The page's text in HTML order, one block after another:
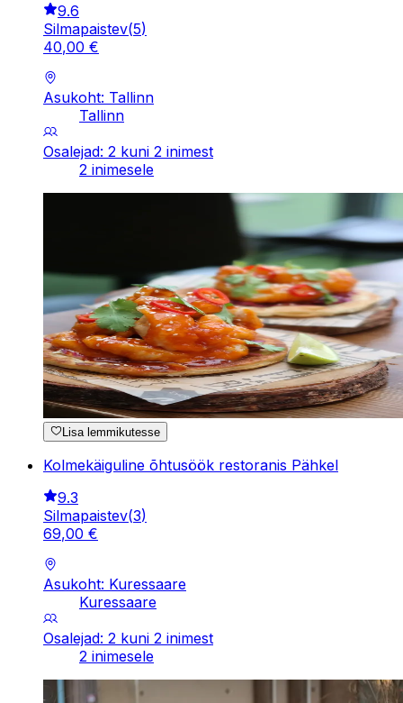
9.6
Silmapaistev(5)
40,00 €
Asukoht: Tallinn
Tallinn
Osalejad: 2 kuni 2 inimest
2 inimesele
Lisa lemmikutesse
Kolmekäiguline õhtusöök restoranis Pähkel
9.3
Silmapaistev(3)
69,00 €
Asukoht: Kuressaare
Kuressaare
Osalejad: 2 kuni 2 inimest
2 inimesele